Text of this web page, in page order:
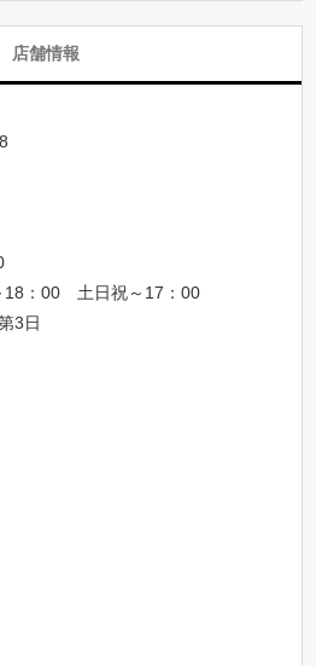
店舗情報
：00 土日祝～17：00
3日